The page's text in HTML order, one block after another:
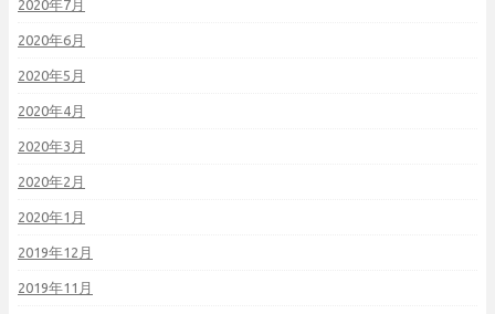
2020年7月
2020年6月
2020年5月
2020年4月
2020年3月
2020年2月
2020年1月
2019年12月
2019年11月